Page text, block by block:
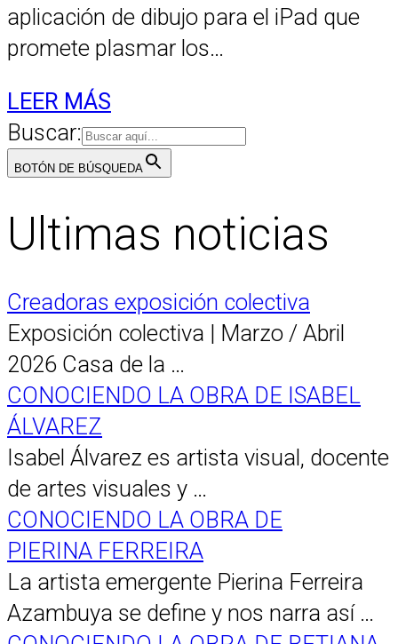
aplicación de dibujo para el iPad que
promete plasmar los…
LEER MÁS
Buscar:
BOTÓN DE BÚSQUEDA
Ultimas noticias
Creadoras exposición colectiva
Exposición colectiva | Marzo / Abril
2026 Casa de la …
CONOCIENDO LA OBRA DE ISABEL
ÁLVAREZ
Isabel Álvarez es artista visual, docente
de artes visuales y …
CONOCIENDO LA OBRA DE
PIERINA FERREIRA
La artista emergente Pierina Ferreira
Azambuya se define y nos narra así …